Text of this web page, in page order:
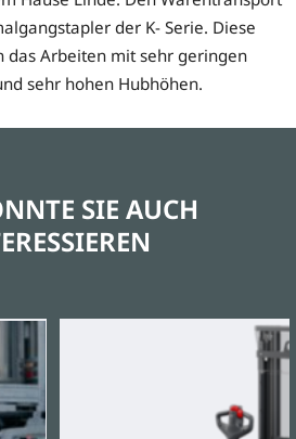
der K- Serie. Diese
das Arbeiten mit sehr geringen
sehr hohen Hubhöhen.
SIE AUCH